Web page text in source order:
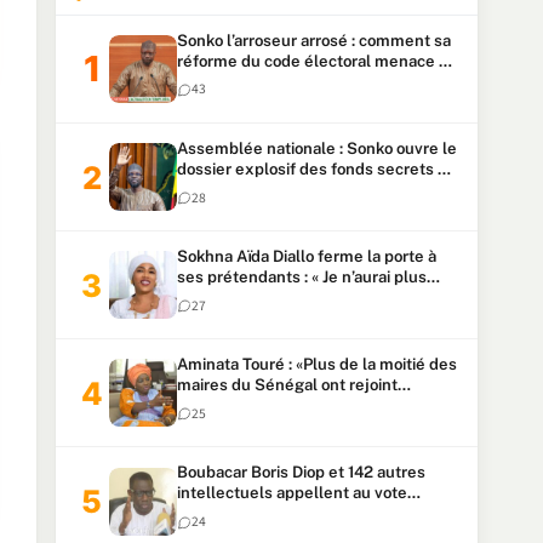
Sonko l’arroseur arrosé : comment sa
réforme du code électoral menace sa
candidature
43
Assemblée nationale : Sonko ouvre le
dossier explosif des fonds secrets et
du patrimoine présidentiel
28
Sokhna Aïda Diallo ferme la porte à
ses prétendants : « Je n’aurai plus
jamais un autre mari »
27
Aminata Touré : «Plus de la moitié des
maires du Sénégal ont rejoint
Kiiraay»
25
Boubacar Boris Diop et 142 autres
intellectuels appellent au vote
urgent de la révision
constitutionnelle
24